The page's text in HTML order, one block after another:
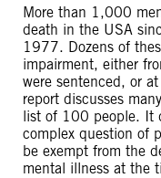
More than 1,000
death in the USA
1977. Dozens of
impairment, either
were sentenced, or
report discusses
list of 100 people. It
complex question of
be exempt from the
mental illness at the